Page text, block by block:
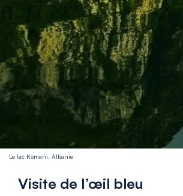
Le lac Komani, Albanie
Visite de l’œil bleu